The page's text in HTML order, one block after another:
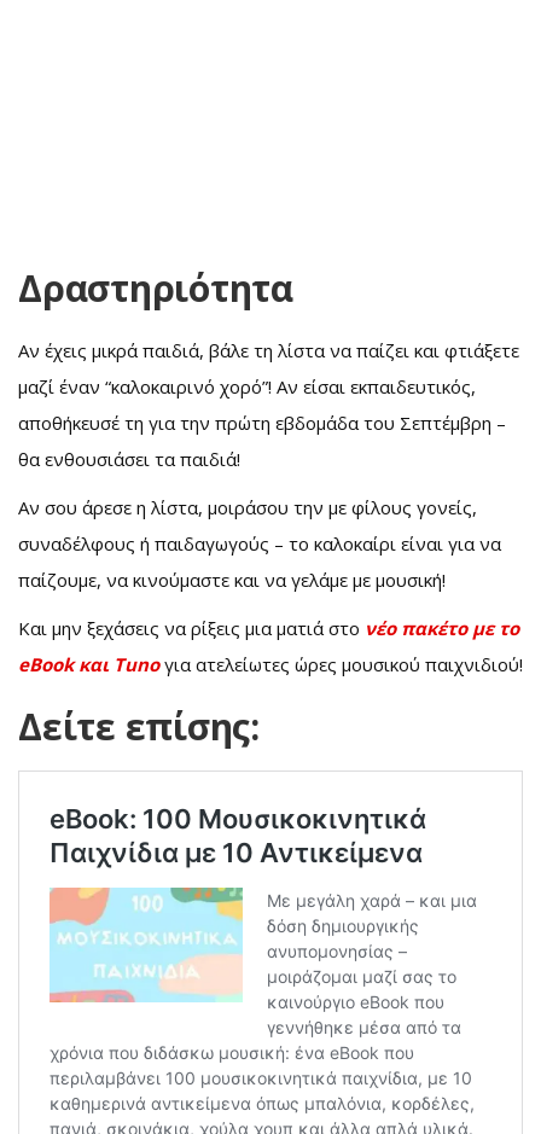
Δραστηριότητα
Αν έχεις μικρά παιδιά, βάλε τη λίστα να παίζει και φτιάξετε
μαζί έναν “καλοκαιρινό χορό”! Αν είσαι εκπαιδευτικός,
αποθήκευσέ τη για την πρώτη εβδομάδα του Σεπτέμβρη –
θα ενθουσιάσει τα παιδιά!
Αν σου άρεσε η λίστα, μοιράσου την με φίλους γονείς,
συναδέλφους ή παιδαγωγούς – το καλοκαίρι είναι για να
παίζουμε, να κινούμαστε και να γελάμε με μουσική!
Και μην ξεχάσεις να ρίξεις μια ματιά στο νέο πακέτο με το
eBook και Tunoγια ατελείωτες ώρες μουσικού παιχνιδιού!
Δείτε επίσης: